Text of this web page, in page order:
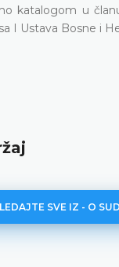
katalogom u
I Ustava Bosne i
SVE IZ - O